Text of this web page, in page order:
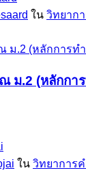
ใน วิทยาก
ม.2 (หลักกา
ใน วิทยาการ